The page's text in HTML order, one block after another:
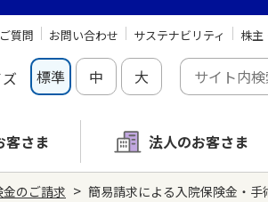
質問 お問い合わせ サステナビリティ 株主
標準 中 大
客さま 法人のお客さま
のご請求 > 簡易請求による入院保険金・手